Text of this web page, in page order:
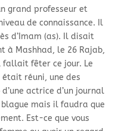
grand professeur et
de connaissance. Il
d’Imam (as). Il disait
à Mashhad, le 26 Rajab,
fallait fêter ce jour. Le
réuni, une des
actrice d’un journal
mais il faudra que
Est-ce que vous